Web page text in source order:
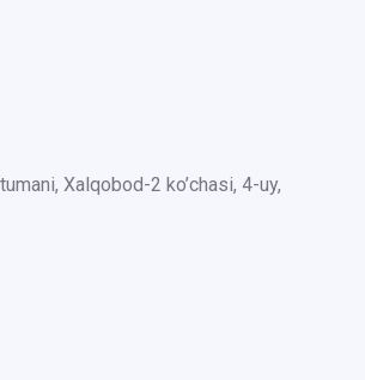
Xalqobod-2 ko’chasi, 4-uy,